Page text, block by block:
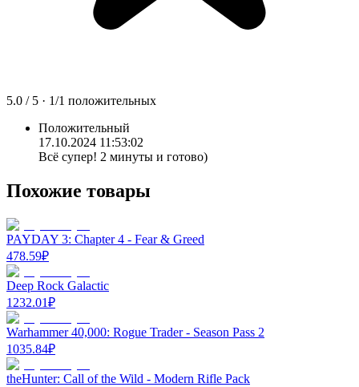
5.0 / 5 · 1/1 положительных
Положительный
17.10.2024 11:53:02
Всё супер! 2 минуты и готово)
Похожие товары
PAYDAY 3: Chapter 4 - Fear & Greed
478.59₽
Deep Rock Galactic
1232.01₽
Warhammer 40,000: Rogue Trader - Season Pass 2
1035.84₽
theHunter: Call of the Wild - Modern Rifle Pack